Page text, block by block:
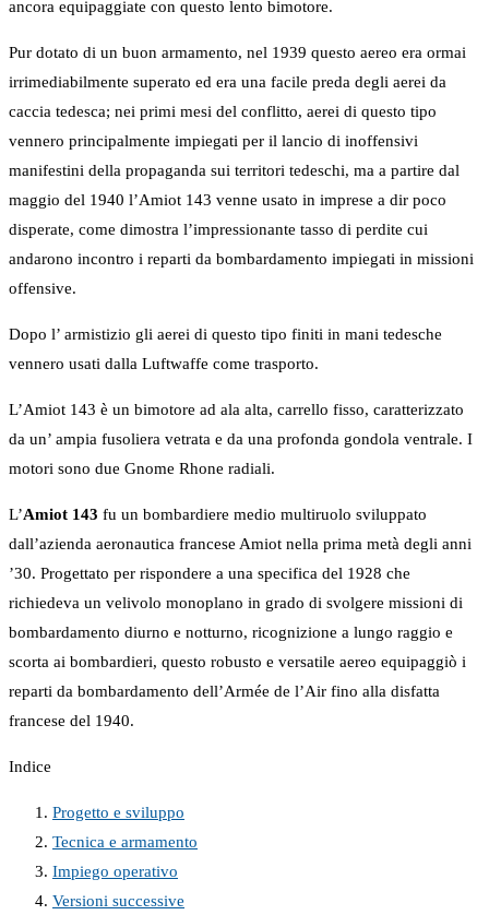
ancora equipaggiate con questo lento bimotore.
Pur dotato di un buon armamento, nel 1939 questo aereo era ormai
irrimediabilmente superato ed era una facile preda degli aerei da
caccia tedesca; nei primi mesi del conflitto, aerei di questo tipo
vennero principalmente impiegati per il lancio di inoffensivi
manifestini della propaganda sui territori tedeschi, ma a partire dal
maggio del 1940 l’Amiot 143 venne usato in imprese a dir poco
disperate, come dimostra l’impressionante tasso di perdite cui
andarono incontro i reparti da bombardamento impiegati in missioni
offensive.
Dopo l’ armistizio gli aerei di questo tipo finiti in mani tedesche
vennero usati dalla Luftwaffe come trasporto.
L’Amiot 143 è un bimotore ad ala alta, carrello fisso, caratterizzato
da un’ ampia fusoliera vetrata e da una profonda gondola ventrale. I
motori sono due Gnome Rhone radiali.
L’Amiot 143 fu un bombardiere medio multiruolo sviluppato
dall’azienda aeronautica francese Amiot nella prima metà degli anni
’30. Progettato per rispondere a una specifica del 1928 che
richiedeva un velivolo monoplano in grado di svolgere missioni di
bombardamento diurno e notturno, ricognizione a lungo raggio e
scorta ai bombardieri, questo robusto e versatile aereo equipaggiò i
reparti da bombardamento dell’Armée de l’Air fino alla disfatta
francese del 1940.
Indice
Progetto e sviluppo
Tecnica e armamento
Impiego operativo
Versioni successive